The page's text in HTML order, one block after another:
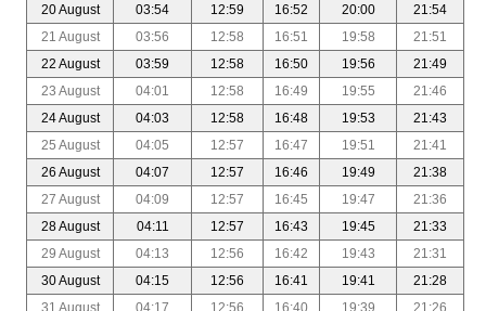
20 August
03:54 12:59 16:52 20:00
21:54
21 August
03:56 12:58 16:51 19:58
21:51
22 August
03:59 12:58 16:50 19:56
21:49
23 August
04:01 12:58 16:49 19:55
21:46
24 August
04:03 12:58 16:48 19:53
21:43
25 August
04:05 12:57 16:47 19:51
21:41
26 August
04:07 12:57 16:46 19:49
21:38
27 August
04:09 12:57 16:45 19:47
21:36
28 August
04:11 12:57 16:43 19:45
21:33
29 August
04:13 12:56 16:42 19:43
21:31
30 August
04:15 12:56 16:41 19:41
21:28
31 August
04:17 12:56 16:40 19:39 21:26